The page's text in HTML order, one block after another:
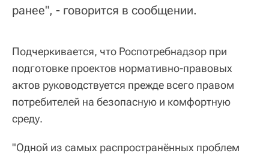
ранее", - говорится в сообщении.
Подчеркивается, что Роспотребнадзор при
подготовке проектов нормативно-правовых
актов руководствуется прежде всего правом
потребителей на безопасную и комфортную
среду.
"Одной из самых распространённых проблем